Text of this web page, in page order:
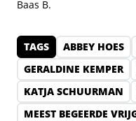
Baas B.
TAGS ABBEY HOES
GERALDINE KEMPER
KATJA SCHUURMAN
MEEST BEGEERDE